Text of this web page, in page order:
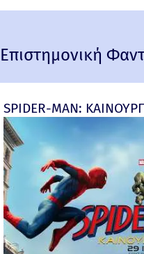
Επιστημονική
SPIDER-MAN: